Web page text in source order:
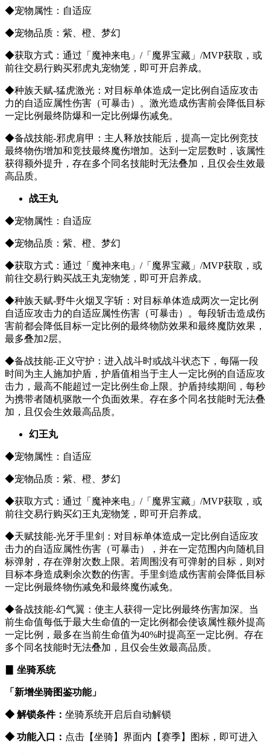
◆宠物属性：自适应
◆宠物品质：紫、橙、梦幻
◆获取方式：通过「魔神来电」/「魔界宝藏」/MVP获取，或
前往交易行购买邪虎丸宠物笼，即可开启养成。
◆种族天赋-猛虎激光：对目标单体造成一定比例自适应攻击
力的自适应属性伤害（可暴击）。激光造成伤害前会降低目标
一定比例最终防爆和一定比例爆伤减免。
◆备战技能-邪虎肩甲：主人释放技能后，提高一定比例竞技
最终物伤增加和竞技最终魔伤增加。达到一定层数时，该属性
获得额外提升，存在多个同名技能时无法叠加，且仅会生效最
高品质。
战王丸
◆宠物属性：自适应
◆宠物品质：紫、橙、梦幻
◆获取方式：通过「魔神来电」/「魔界宝藏」/MVP获取，或
前往交易行购买战王丸宠物笼，即可开启养成。
◆种族天赋-野牛火烟叉字斩：对目标单体造成两次一定比例
自适应攻击力的自适应属性伤害（可暴击）。每段斩击造成伤
害前都会降低目标一定比例的最终物防效果和最终魔防效果，
最多叠加2层。
◆备战技能-正义守护：进入战斗时或战斗状态下，每隔一段
时间为主人施加护盾，护盾值相当于主人一定比例的自适应攻
击力，最高不能超过一定比例生命上限。护盾持续期间，每秒
为携带者随机驱散一个负面效果。存在多个同名技能时无法叠
加，且仅会生效最高品质。
幻王丸
◆宠物属性：自适应
◆宠物品质：紫、橙、梦幻
◆获取方式：通过「魔神来电」/「魔界宝藏」/MVP获取，或
前往交易行购买幻王丸宠物笼，即可开启养成。
◆天赋技能-光牙手里剑：对目标单体造成一定比例自适应攻
击力的自适应属性伤害（可暴击），并在一定范围内向随机目
标弹射，存在弹射次数上限。若周围没有可弹射的目标，则对
目标本身造成剩余次数的伤害。手里剑造成伤害前会降低目标
一定比例最终物伤减免和最终魔伤减免。
◆备战技能-幻气翼：使主人获得一定比例最终伤害加深。当
前生命值每低于最大生命值的一定比例都会使该属性额外提高
一定比例，最多在当前生命值为40%时提高至一定比例。存在
多个同名技能时无法叠加，且仅会生效最高品质。
▊ 坐骑系统
「新增坐骑图鉴功能」
◆ 解锁条件： 坐骑系统开启后自动解锁
◆ 功能入口： 点击【坐骑】界面内【赛季】图标，即可进入